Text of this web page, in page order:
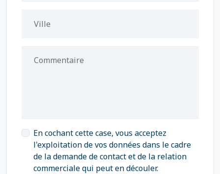
Ville
Commentaire
En cochant cette case, vous acceptez
l'exploitation de vos données dans le cadre
de la demande de contact et de la relation
commerciale qui peut en découler.